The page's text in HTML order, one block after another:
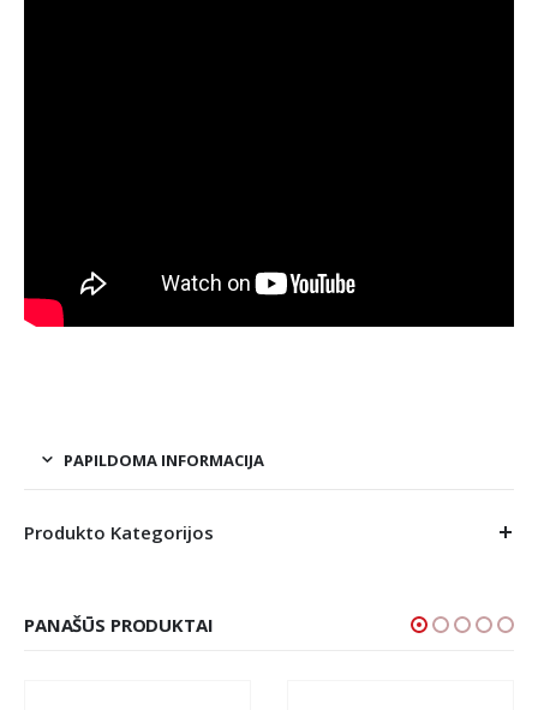
PAPILDOMA INFORMACIJA
Produkto Kategorijos
PANAŠŪS PRODUKTAI